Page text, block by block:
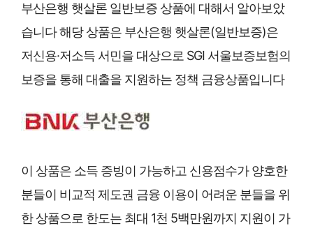
부산은행 햇살론 일반보증 상품에 대해서 알아보았
습니다 해당 상품은 부산은행 햇살론(일반보증)은
저신용·저소득 서민을 대상으로 SGI 서울보증보험의
보증을 통해 대출을 지원하는 정책 금융상품입니다
이 상품은 소득 증빙이 가능하고 신용점수가 양호한
분들이 비교적 제도권 금융 이용이 어려운 분들을 위
한 상품으로 한도는 최대 1천 5백만원까지 지원이 가